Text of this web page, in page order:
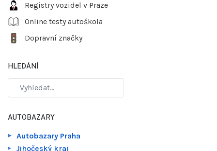
Registry vozidel v Praze
Online testy autoškola
Dopravní značky
HLEDÁNÍ
AUTOBAZARY
Autobazary Praha
Jihočeský kraj